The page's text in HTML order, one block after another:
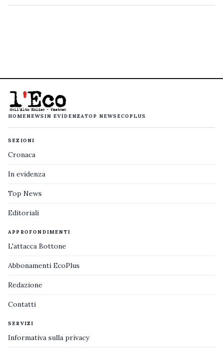
HOMENEWS IN EVIDENZATOP NEWS ECOPLUS
SEZIONI
Cronaca
In evidenza
Top News
Editoriali
APPROFONDIMENTI
L'attacca Bottone
Abbonamenti EcoPlus
Redazione
Contatti
SERVIZI
Informativa sulla privacy